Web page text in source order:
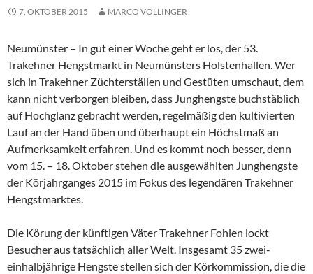
7. OKTOBER 2015 MARCO VÖLLINGER
Neumünster – In gut einer Woche geht er los, der 53.
Trakehner Hengstmarkt in Neumünsters Holstenhallen. Wer
sich in Trakehner Züchterställen und Gestüten umschaut, dem
kann nicht verborgen bleiben, dass Junghengste buchstäblich
auf Hochglanz gebracht werden, regelmäßig den kultivierten
Lauf an der Hand üben und überhaupt ein Höchstmaß an
Aufmerksamkeit erfahren. Und es kommt noch besser, denn
vom 15. – 18. Oktober stehen die ausgewählten Junghengste
der Körjahrganges 2015 im Fokus des legendären Trakehner
Hengstmarktes.
Die Körung der künftigen Väter Trakehner Fohlen lockt
Besucher aus tatsächlich aller Welt. Insgesamt 35 zwei-
einhalbjährige Hengste stellen sich der Körkommission, die die